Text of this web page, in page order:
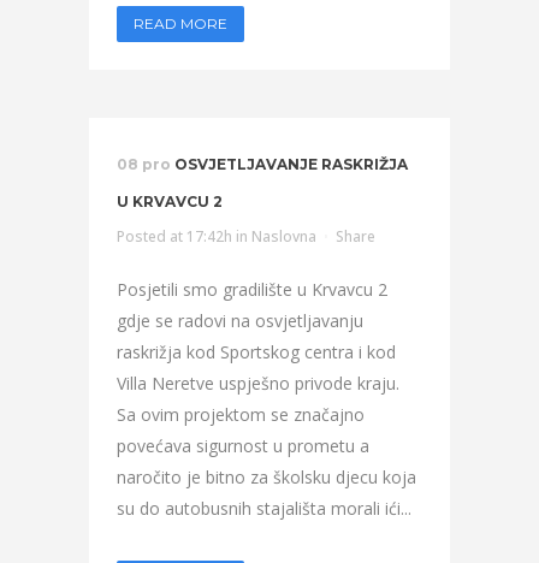
READ MORE
08 pro OSVJETLJAVANJE RASKRIŽJA
U KRVAVCU 2
Posted at 17:42h in Naslovna Share
Posjetili smo gradilište u Krvavcu 2
gdje se radovi na osvjetljavanju
raskrižja kod Sportskog centra i kod
Villa Neretve uspješno privode kraju.
Sa ovim projektom se značajno
povećava sigurnost u prometu a
naročito je bitno za školsku djecu koja
su do autobusnih stajališta morali ići...